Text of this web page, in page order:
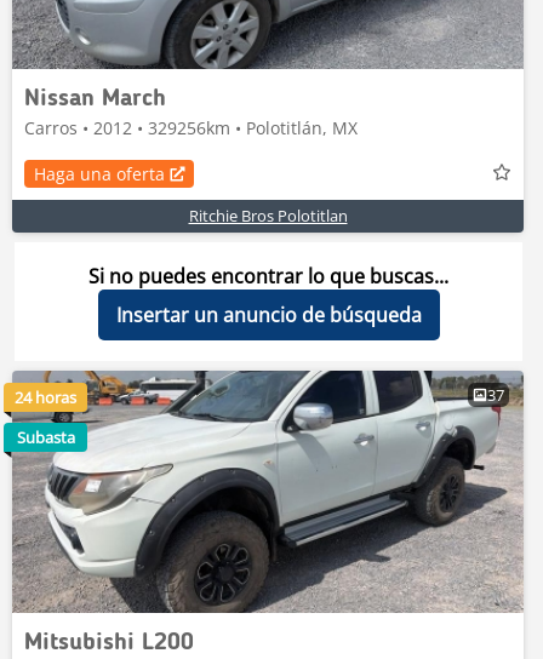
Nissan March
Carros • 2012 • 329256km • Polotitlán, MX
Haga una oferta
Ritchie Bros Polotitlan
Si no puedes encontrar lo que buscas...
Insertar un anuncio de búsqueda
37
Mitsubishi L200
24 horas
Subasta